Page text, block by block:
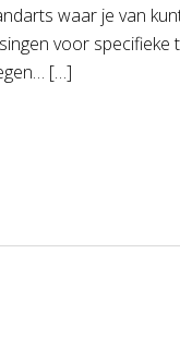
waar je van
voor
[…]